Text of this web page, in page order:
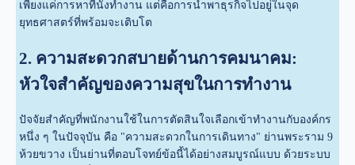
เพียงแค่การหาที่นั่งทำงาน แต่คือการนำพาธุรกิจไปอยู่ในจุด
ยุทธศาสตร์ที่พร้อมจะเติบโต
2. ความสะดวกสบายด้านการคมนาคม:
หัวใจสำคัญของความสุขในการทำงาน
ปัจจัยสำคัญที่พนักงานใช้ในการตัดสินใจเลือกเข้าทำงานกับองค์กร
หนึ่ง ๆ ในปัจจุบัน คือ "ความสะดวกในการเดินทาง" ย่านพระราม 9
ห้วยขวาง เป็นย่านที่ตอบโจทย์ข้อนี้ได้อย่างสมบูรณ์แบบ ด้วยระบบ